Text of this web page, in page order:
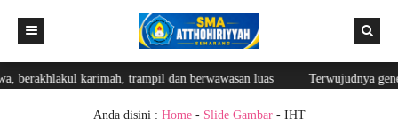
Beranda
berakhlakul karimah, trampil dan berwawasan luas Terwujudnya
Anda disini : Home- Slide Gambar- IHT